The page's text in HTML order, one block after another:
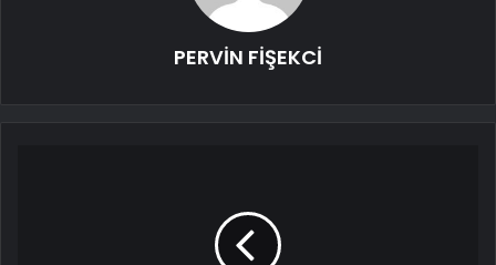
PERVİN FİŞEKCİ